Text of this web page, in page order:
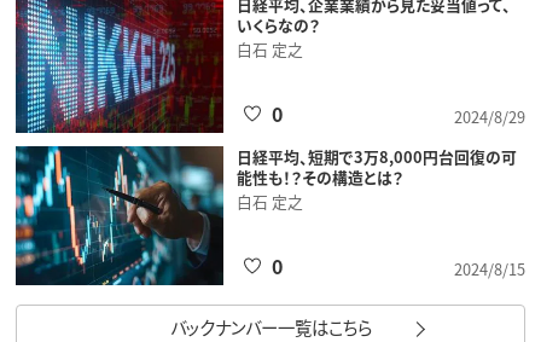
いくらなの？
白石 定之
2024/8/29
0
日経平均、短期で3万8,000円台回復の可
能性も！？その構造とは？
白石 定之
2024/8/15
0
バックナンバー一覧はこちら